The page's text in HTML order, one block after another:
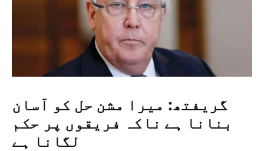
گریفتھ: میرا مشن حل کو آسان
بنانا ہے ناکہ فریقوں پر حکم
لگانا ہے